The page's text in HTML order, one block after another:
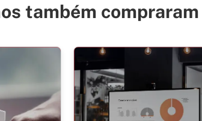
também compraram